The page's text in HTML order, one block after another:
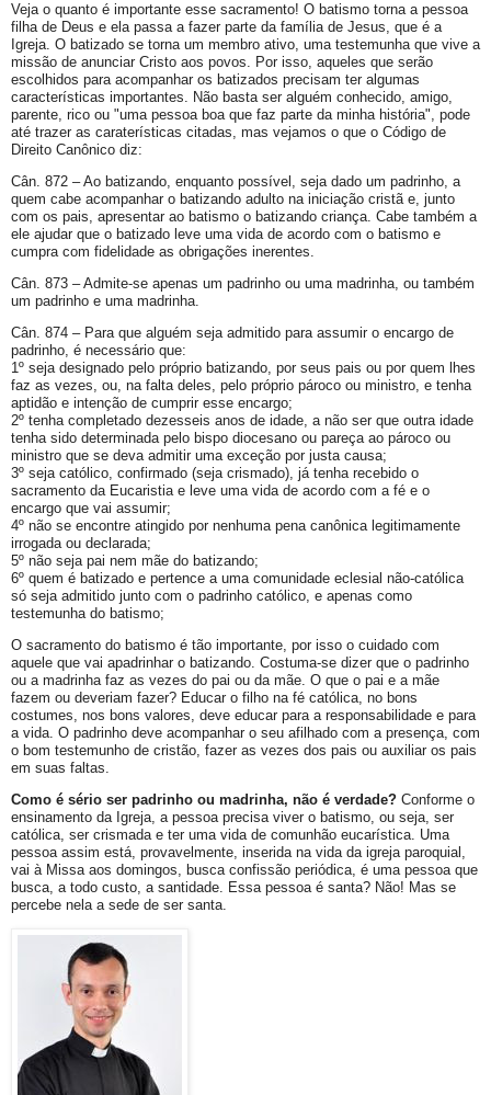
Veja o quanto é importante esse sacramento! O batismo torna a pessoa
filha de Deus e ela passa a fazer parte da família de Jesus, que é a
Igreja. O batizado se torna um membro ativo, uma testemunha que vive a
missão de anunciar Cristo aos povos. Por isso, aqueles que serão
escolhidos para acompanhar os batizados precisam ter algumas
características importantes. Não basta ser alguém conhecido, amigo,
parente, rico ou "uma pessoa boa que faz parte da minha história", pode
até trazer as caraterísticas citadas, mas vejamos o que o Código de
Direito Canônico diz:
Cân. 872 – Ao batizando, enquanto possível, seja dado um padrinho, a
quem cabe acompanhar o batizando adulto na iniciação cristã e, junto
com os pais, apresentar ao batismo o batizando criança. Cabe também a
ele ajudar que o batizado leve uma vida de acordo com o batismo e
cumpra com fidelidade as obrigações inerentes.
Cân. 873 – Admite-se apenas um padrinho ou uma madrinha, ou também
um padrinho e uma madrinha.
Cân. 874 – Para que alguém seja admitido para assumir o encargo de
padrinho, é necessário que:
1º seja designado pelo próprio batizando, por seus pais ou por quem lhes
faz as vezes, ou, na falta deles, pelo próprio pároco ou ministro, e tenha
aptidão e intenção de cumprir esse encargo;
2º tenha completado dezesseis anos de idade, a não ser que outra idade
tenha sido determinada pelo bispo diocesano ou pareça ao pároco ou
ministro que se deva admitir uma exceção por justa causa;
3º seja católico, confirmado (seja crismado), já tenha recebido o
sacramento da Eucaristia e leve uma vida de acordo com a fé e o
encargo que vai assumir;
4º não se encontre atingido por nenhuma pena canônica legitimamente
irrogada ou declarada;
5º não seja pai nem mãe do batizando;
6º quem é batizado e pertence a uma comunidade eclesial não-católica
só seja admitido junto com o padrinho católico, e apenas como
testemunha do batismo;
O sacramento do batismo é tão importante, por isso o cuidado com
aquele que vai apadrinhar o batizando. Costuma-se dizer que o padrinho
ou a madrinha faz as vezes do pai ou da mãe. O que o pai e a mãe
fazem ou deveriam fazer? Educar o filho na fé católica, no bons
costumes, nos bons valores, deve educar para a responsabilidade e para
a vida. O padrinho deve acompanhar o seu afilhado com a presença, com
o bom testemunho de cristão, fazer as vezes dos pais ou auxiliar os pais
em suas faltas.
Como é sério ser padrinho ou madrinha, não é verdade? Conforme o
ensinamento da Igreja, a pessoa precisa viver o batismo, ou seja, ser
católica, ser crismada e ter uma vida de comunhão eucarística. Uma
pessoa assim está, provavelmente, inserida na vida da igreja paroquial,
vai à Missa aos domingos, busca confissão periódica, é uma pessoa que
busca, a todo custo, a santidade. Essa pessoa é santa? Não! Mas se
percebe nela a sede de ser santa.